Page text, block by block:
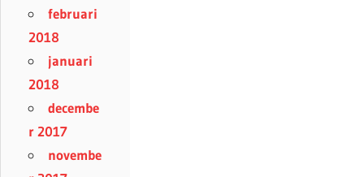
februari
2018
januari
2018
decembe
r 2017
novembe